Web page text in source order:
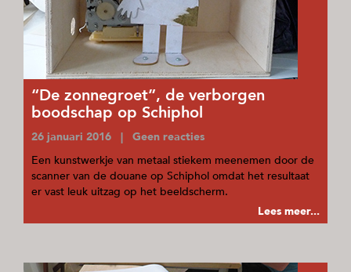
“De zonnegroet”, de verborgen
boodschap op Schiphol
26 januari 2016 | Geen reacties
Een kunstwerkje van metaal stiekem meenemen door de
scanner van de douane op Schiphol omdat het resultaat
er vast leuk uitzag op het beeldscherm.
Lees meer...